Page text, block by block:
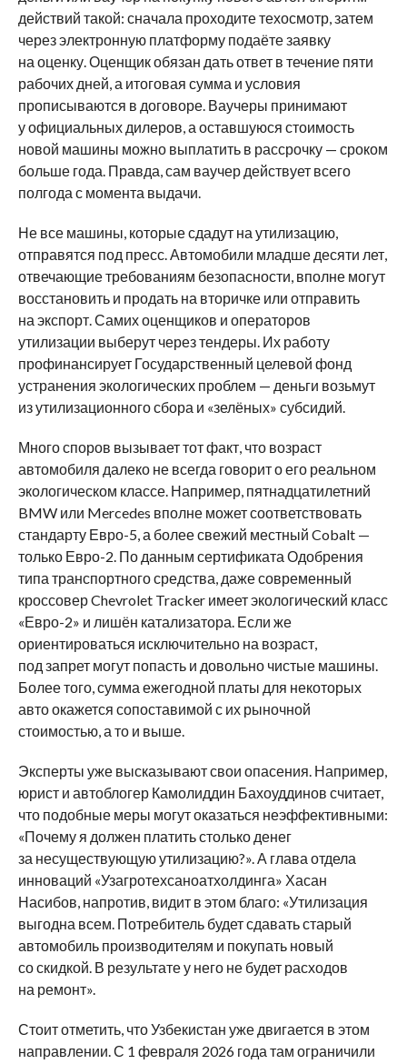
действий такой: сначала проходите техосмотр, затем
через электронную платформу подаёте заявку
на оценку. Оценщик обязан дать ответ в течение пяти
рабочих дней, а итоговая сумма и условия
прописываются в договоре. Ваучеры принимают
у официальных дилеров, а оставшуюся стоимость
новой машины можно выплатить в рассрочку — сроком
больше года. Правда, сам ваучер действует всего
полгода с момента выдачи.
Не все машины, которые сдадут на утилизацию,
отправятся под пресс. Автомобили младше десяти лет,
отвечающие требованиям безопасности, вполне могут
восстановить и продать на вторичке или отправить
на экспорт. Самих оценщиков и операторов
утилизации выберут через тендеры. Их работу
профинансирует Государственный целевой фонд
устранения экологических проблем — деньги возьмут
из утилизационного сбора и «зелёных» субсидий.
Много споров вызывает тот факт, что возраст
автомобиля далеко не всегда говорит о его реальном
экологическом классе. Например, пятнадцатилетний
BMW или Mercedes вполне может соответствовать
стандарту Евро-5, а более свежий местный Cobalt —
только Евро-2. По данным сертификата Одобрения
типа транспортного средства, даже современный
кроссовер Chevrolet Tracker имеет экологический класс
«Евро-2» и лишён катализатора. Если же
ориентироваться исключительно на возраст,
под запрет могут попасть и довольно чистые машины.
Более того, сумма ежегодной платы для некоторых
авто окажется сопоставимой с их рыночной
стоимостью, а то и выше.
Эксперты уже высказывают свои опасения. Например,
юрист и автоблогер Камолиддин Бахоуддинов считает,
что подобные меры могут оказаться неэффективными:
«Почему я должен платить столько денег
за несуществующую утилизацию?». А глава отдела
инноваций «Узагротехсаноатхолдинга» Хасан
Насибов, напротив, видит в этом благо: «Утилизация
выгодна всем. Потребитель будет сдавать старый
автомобиль производителям и покупать новый
со скидкой. В результате у него не будет расходов
на ремонт».
Стоит отметить, что Узбекистан уже двигается в этом
направлении. С 1 февраля 2026 года там ограничили